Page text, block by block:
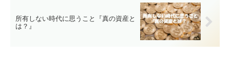
所有しない時代に思うこと『真の資産と
は？』